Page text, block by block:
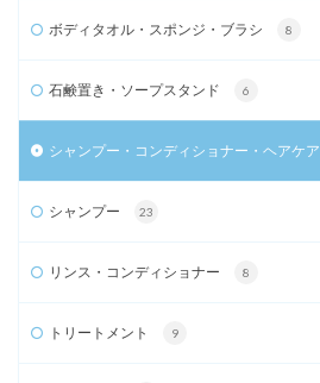
ボディタオル・スポンジ・ブラシ 8
石鹸置き・ソープスタンド 6
シャンプー・コンディショナー・ヘアケア
シャンプー 23
リンス・コンディショナー 8
トリートメント 9